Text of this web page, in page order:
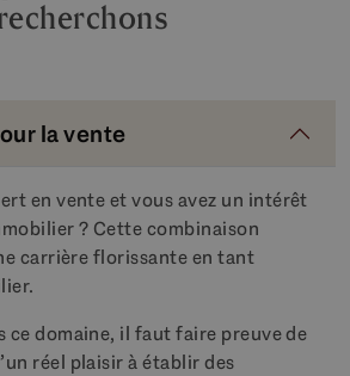
la vente
en vente et vous avez un intérêt
? Cette combinaison
carrière florissante en tant
ce domaine, il faut faire preuve de
réel plaisir à établir des